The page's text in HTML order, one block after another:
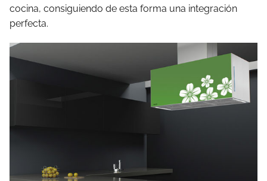
cocina, consiguiendo de esta forma una integración
perfecta.